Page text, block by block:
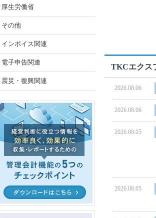
TKCエクス
2026.08.06
2026.08.06
2026.08.05
2026.08.05
厚生労働省
その他
インボイス関連
電子申告関連
震災・復興関連